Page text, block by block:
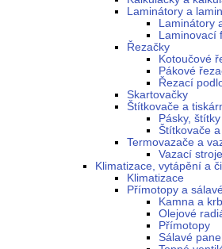
Laminátory a
Laminátory
Laminovací
Řezačky
Kotoučové
Pákové
Řezací
Skartovačky
Štítkovače a
Pásky,
Štítkovače
Termovazače a
Vazací
Klimatizace, vytápění a
Klimatizace
Přímotopy a
Kamna a
Olejové
Přímotopy
Sálavé